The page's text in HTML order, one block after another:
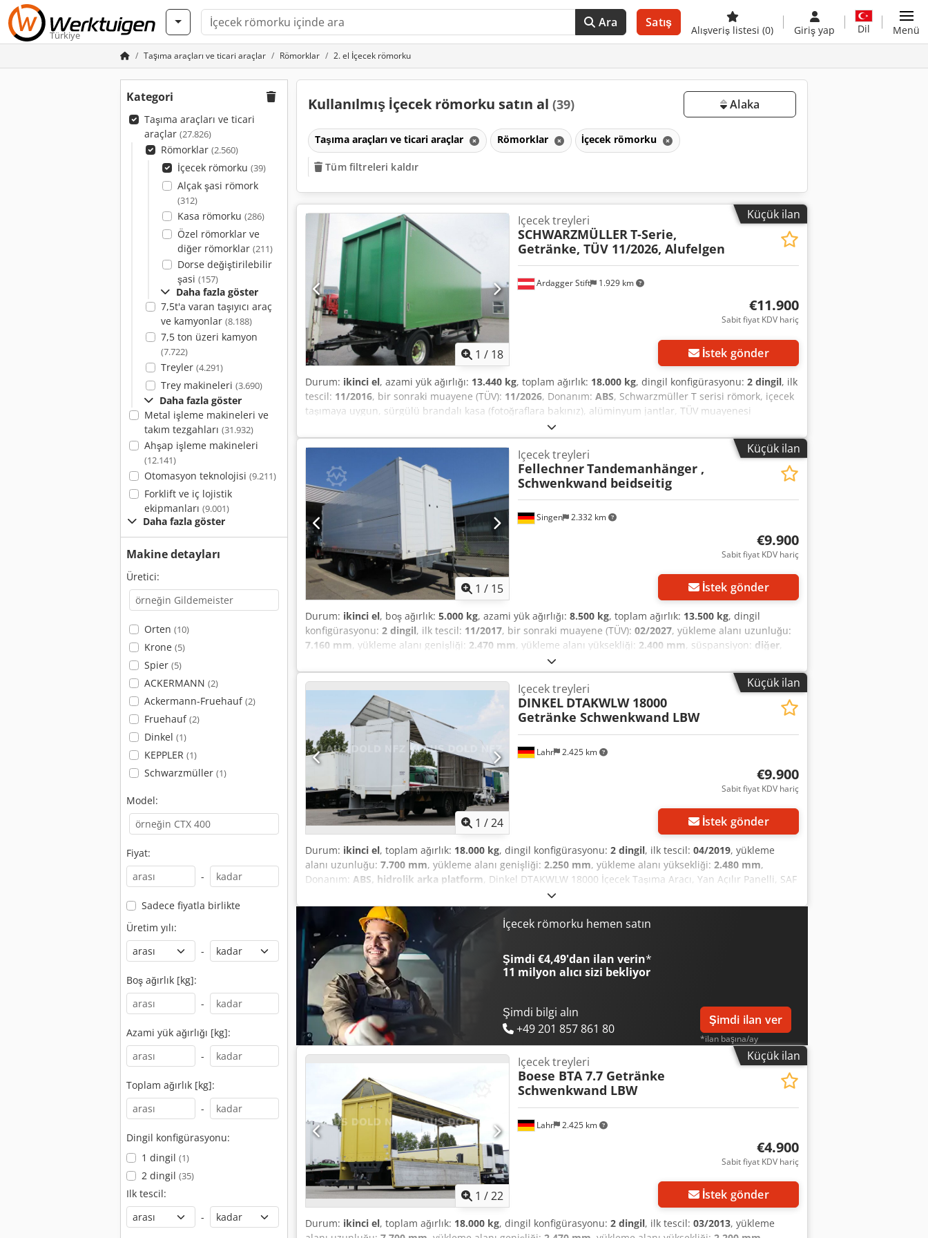
Türkiye
Ara Satış
Alışveriş listesi (0) Giriş yap Dil Menü
Taşıma araçları ve ticari araçlar Römorklar 2. el İçecek römorku
Kategori
Taşıma araçları ve ticari
araçlar (27.826)
Römorklar (2.560)
İçecek römorku (39)
Alçak şasi römork
(312)
Kasa römorku (286)
Özel römorklar ve
diğer römorklar (211)
Dorse değiştirilebilir
şasi (157)
Daha fazla göster
7,5t'a varan taşıyıcı araç
ve kamyonlar (8.188)
7,5 ton üzeri kamyon
(7.722)
Treyler (4.291)
Trey makineleri (3.690)
Daha fazla göster
Metal işleme makineleri ve
takım tezgahları (31.932)
Ahşap işleme makineleri
(12.141)
Otomasyon teknolojisi (9.211)
Forklift ve iç lojistik
ekipmanları (9.001)
Daha fazla göster
Makine detayları
Üretici:
Orten (10)
Krone (5)
Spier (5)
ACKERMANN (2)
Ackermann-Fruehauf(2)
Fruehauf(2)
Dinkel (1)
KEPPLER (1)
Schwarzmüller (1)
Model:
Fiyat:
-
Sadece fiyatla birlikte
Üretim yılı:
-
Boş ağırlık [kg]:
-
Azami yük ağırlığı [kg]:
-
Toplam ağırlık [kg]:
-
Dingil konfigürasyonu:
1 dingil (1)
2 dingil (35)
Ilk tescil:
-
Kullanılmış İçecek römorku satın al (39) Alaka
Taşıma araçları ve ticari araçlar Römorklar İçecek römorku
Tüm filtreleri kaldır
Küçük ilan
1 / 18
Ardagger Stift 1.929 km
Içecek treyleri
SCHWARZMÜLLER T-Serie,
Getränke, TÜV 11/2026, Alufelgen
€11.900
Sabit fiyat KDV hariç
İstek gönder
Durum: ikinci el, azami yük ağırlığı: 13.440 kg, toplam ağırlık: 18.000 kg, dingil konfigürasyonu: 2 dingil, ilk
tescil: 11/2016, bir sonraki muayene (TÜV): 11/2026, Donanım: ABS, Schwarzmüller T serisi römork, içecek
taşımaya uygun, sürgülü brandalı kasa (fotoğraflara bakınız), alüminyum jantlar, TÜV muayenesi
11/2026'ya kadar geçerli, lastikler: genel olarak yaklaşık %80 - %90 iyi durumda, iyi durumda olan
Avusturya yapımı römork, kendi ağırlığı: 4560 kg, taşıma kapasitesi: 13.440 kg, şasi numarası:
VAVSAZ218GZ382696, iletişim: Ivelina Redl (Rusça, Bulgarca, Sırpça, İngilizce, Almanca), telefon numarası:
…, hata ve ön satış saklıdır! Csdpfx Aozaxvcofioha DİKKAT: Ofisimiz, 01.08.2026 ile 16.08.2026 tarihleri
arasında işletme izni nedeniyle kapalı olacaktır. 17.08.2026 Pazartesi gününden itibaren tekrar
hizmetinizdeyiz!
Küçük ilan
1 / 15
Singen 2.332 km
Içecek treyleri
FellechnerTandemanhänger ,
Schwenkwand beidseitig
€9.900
Sabit fiyat KDV hariç
İstek gönder
Durum: ikinci el, boş ağırlık: 5.000 kg, azami yük ağırlığı: 8.500 kg, toplam ağırlık: 13.500 kg, dingil
konfigürasyonu: 2 dingil, ilk tescil: 11/2017, bir sonraki muayene (TÜV): 02/2027, yükleme alanı uzunluğu:
7.160 mm, yükleme alanı genişliği: 2.470 mm, yükleme alanı yüksekliği: 2.400 mm, süspansiyon: diğer,
, şoför kabini:
ABS, * Yükleme alanı: Kasa tipi, Uzunluk = 7,16 m / Genişlik = 2,47 m / Yükseklik = 2,40 m Chjdpszrzf Njfx
Afija * Faydalı yük = 8500 kg * Toplam ağırlık = 13500 kg * 2 adet yana açılır duvar ... ABS (Kilitlenmeyi
Önleyici Fren Sistemi), hava süspansiyonlu, ilk sahibi, ikinci el araç, KDV dahil.
Küçük ilan
1 /24
Lahr 2.425 km
Içecek treyleri
DINKEL DTAKWLW 18000
Getränke Schwenkwand LBW
€9.900
Sabit fiyat KDV hariç
İstek gönder
Durum: ikinci el, toplam ağırlık: 18.000 kg, dingil konfigürasyonu: 2 dingil, ilk tescil: 04/2019, yükleme
alanı uzunluğu: 7.700 mm, yükleme alanı genişliği: 2.250 mm, yükleme alanı yüksekliği: 2.480 mm,
Donanım: ABS, hidrolik arka platform, Dinkel DTAKWLW 18000 İçecek Taşıma Aracı, Yan Açılır Panelli, SAF
Dingil, LBW . Sorularınız için: 0726686 Cjdpfezrirkex Afisha * Durumu: Çok iyi * İlk Kullanım Tarihi: 04/2019
* İzin Verilen Toplam Ağırlık: 18,00 ton * ABS * Hava Süspansiyonu * Yan Açılır Paneller * SAF Dingiller
Arka Rampalı Platform * Üretici: Bär * Taşıma Kapasitesi: 2.000 kg Ölçüler (Yükleme Alanı/Yükleme Yüzeyi):
İç uzunluk: 7.700 mm İç genişlik: 2.250 mm İç yükseklik: 2.480 mm Lastikler: 1. Dingil: 385 / 55 R 22.5, %25
hava süspansiyonlu 2. Dingil: 385 / 55 R 22.5, %25 hava süspansiyonlu ----Fiyat: 9.900 Euro + %19 KDV
Diğer sorularınız için aşağıdaki telefon numaralarından bize ulaşabilirsiniz: Konuştuğumuz diller:
Almanca, İngilizce, Fransızca, Lehçe ve Rusça Yazım hataları, yanlışlıklar ve ön satış ihtimali saklıdır.
İçecek römorku hemen satın
Şimdi €4,49'dan ilan verin*
11 milyon alıcı sizi bekliyor
Şimdi bilgi alın
+49 201 857 861 80
Şimdi ilan ver
*ilan başına/ay
Küçük ilan
1 /22
Lahr 2.425 km
Içecek treyleri
Boese BTA 7.7 Getränke
Schwenkwand LBW
€4.900
Sabit fiyat KDV hariç
İstek gönder
Durum: ikinci el, toplam ağırlık: 18.000 kg, dingil konfigürasyonu: 2 dingil, ilk tescil: 03/2013, yükleme